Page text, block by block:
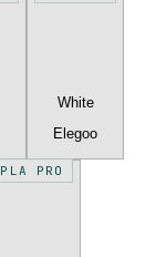
White
Elegoo
PLA PRO